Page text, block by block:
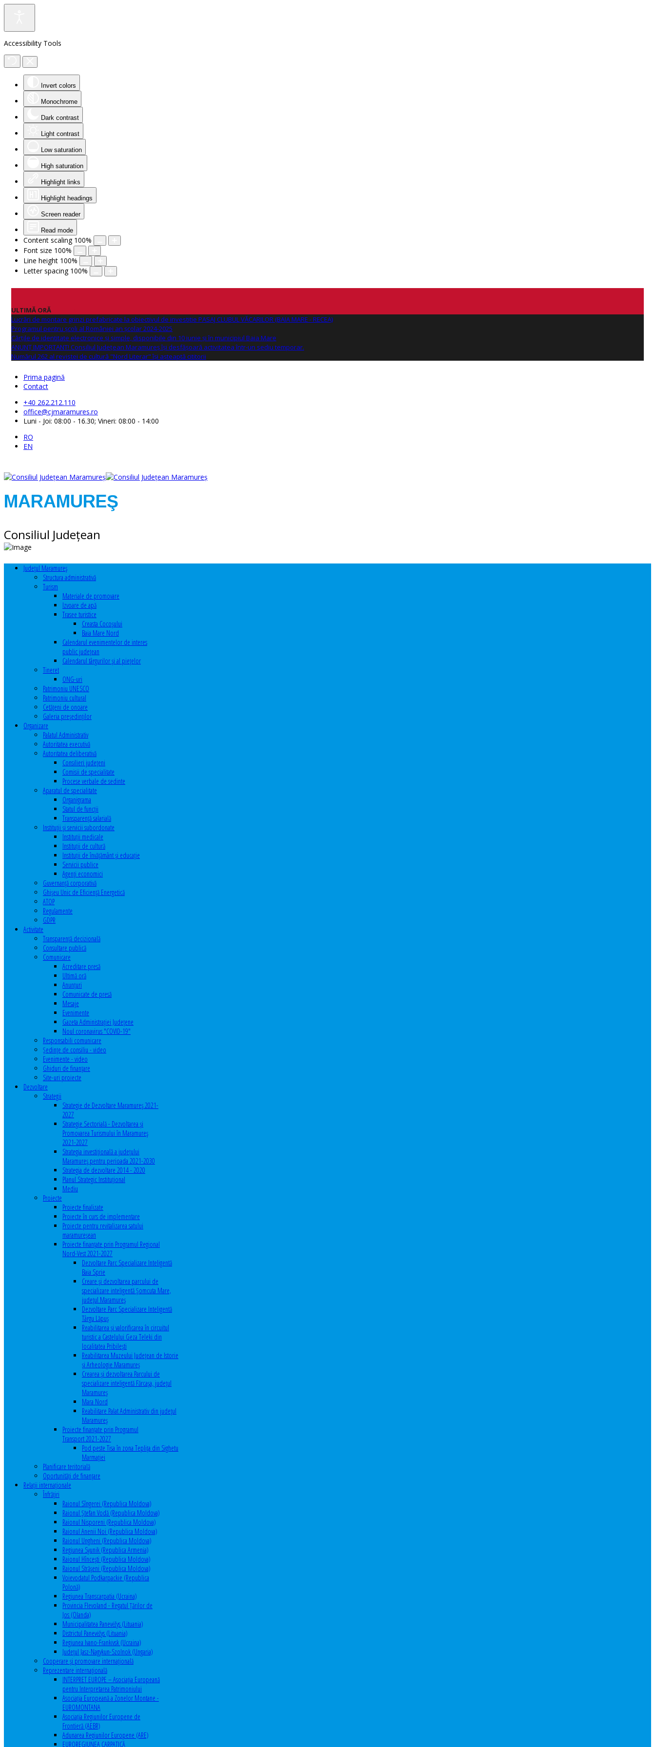
Accessibility Tools
Invert colors
Monochrome
Dark contrast
Light contrast
Low saturation
High saturation
Highlight links
Highlight headings
Screen reader
Read mode
Content scaling 100%
Font size 100%
Line height 100%
Letter spacing 100%
ULTIMĂ ORĂ
Lucrări de montare grinzi prefabricate la obiectivul de investitie PASAJ CLUBUL VĂCARILOR (BAIA MARE - RECEA)
Programul pentru școli al României an școlar 2024-2025
Cărțile de identitate electronice și simple, disponibile din 10 iunie și în municipiul Baia Mare
ANUNŢ IMPORTANT! Consiliul Județean Maramureș își desfășoară activitatea într-un sediu temporar.
Numărul 262 al revistei de cultură "Nord Literar" își așteaptă cititorii
Prima pagină
Contact
+40 262.212.110
office@cjmaramures.ro
Luni - Joi: 08:00 - 16.30; Vineri: 08:00 - 14:00
RO
EN
MARAMUREŞ
Consiliul Judeţean
Judeţul Maramureş
Structura administrativă
Turism
Materiale de promovare
Izvoare de apă
Trasee turistice
Creasta Cocoșului
Baia Mare Nord
Calendarul evenimentelor de interes
public judeţean
Calendarul târgurilor şi al pieţelor
Tineret
ONG-uri
Patrimoniu UNESCO
Patrimoniu cultural
Cetăţeni de onoare
Galeria președinților
Organizare
Palatul Administrativ
Autoritatea executivă
Autoritatea deliberativă
Consilieri judeţeni
Comisii de specialitate
Procese verbale de sedinte
Aparatul de specialitate
Organigrama
Statul de funcții
Transparență salarială
Instituţii şi servicii subordonate
Instituţii medicale
Instituţii de cultură
Instituţii de învăţământ şi educaţie
Servicii publice
Agenţi economici
Guvernanță corporativă
Ghişeu Unic de Eficienţă Energetică
ATOP
Regulamente
GDPR
Activitate
Transparenţă decizională
Consultare publică
Comunicare
Acreditare presă
Ultimă oră
Anunţuri
Comunicate de presă
Mesaje
Evenimente
Gazeta Administraţiei Judeţene
Noul coronavirus "COVID-19"
Responsabili comunicare
Şedinţe de consiliu - video
Evenimente - video
Ghiduri de finanţare
Site-uri proiecte
Dezvoltare
Strategii
Strategie de Dezvoltare Maramureș 2021-
2027
Strategie Sectorială - Dezvoltarea și
Promovarea Turismului în Maramureș
2021-2027
Strategia investiţională a județului
Maramureș pentru perioada 2021-2030
Strategia de dezvoltare 2014 - 2020
Planul Strategic Instituţional
Mediu
Proiecte
Proiecte finalizate
Proiecte în curs de implementare
Proiecte pentru revitalizarea satului
maramureşean
Proiecte finanțate prin Programul Regional
Nord-Vest 2021-2027
Dezvoltare Parc Specializare Inteligentă
Baia Sprie
Creare și dezvoltarea parcului de
specializare inteligentă Șomcuta Mare,
județul Maramureș
Dezvoltare Parc Specializare Inteligentă
Târgu Lăpuș
Reabilitarea și valorificarea în circuitul
turistic a Castelului Geza Teleki din
localitatea Pribilești
Reabilitarea Muzeului Județean de Istorie
și Arheologie Maramureș
Crearea și dezvoltarea Parcului de
specializare inteligentă Fărcașa, județul
Maramureș
Mara Nord
Reabilitare Palat Administrativ din județul
Maramureș
Proiecte finanțate prin Programul
Transport 2021-2027
Pod peste Tisa în zona Teplița din Sighetu
Marmației
Planificare teritorială
Oportunităţi de finanţare
Relaţii internaţionale
Înfrăţiri
Raionul Sîngerei (Republica Moldova)
Raionul Ștefan Vodă (Republica Moldova)
Raionul Nisporeni (Republica Moldova)
Raionul Anenii Noi (Republica Moldova)
Raionul Ungheni (Republica Moldova)
Regiunea Syunik (Republica Armenia)
Raionul Hîncești (Republica Moldova)
Raionul Străşeni (Republica Moldova)
Voievodatul Podkarpackie (Republica
Polonă)
Regiunea Transcarpatia (Ucraina)
Provincia Flevoland - Regatul Ţărilor de
Jos (Olanda)
Municipalitatea Panevėžys (Lituania)
Districtul Panevėžys (Lituania)
Regiunea Ivano-Frankivsk (Ucraina)
Judeţul Jasz-Nagykun-Szolnok (Ungaria)
Cooperare şi promovare internaţională
Reprezentare internaţională
INTERPRET EUROPE – Asociația Europeană
pentru Interpretarea Patrimoniului
Asociația Europeană a Zonelor Montane -
EUROMONTANA
Asociația Regiunilor Europene de
Frontieră (AEBR)
Adunarea Regiunilor Europene (ARE)
EUROREGIUNEA CARPATICĂ